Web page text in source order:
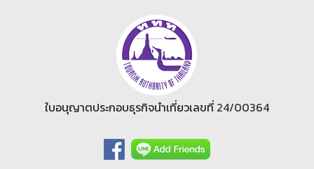
ใบอนุญาตประกอบธุรกิจนำเที่ยวเลขที่ 24/00364